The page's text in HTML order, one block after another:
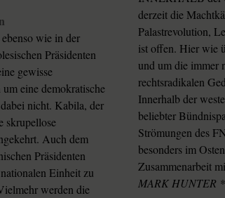
wie in der
Präsidenten
gewisse
eine demokratische
nicht. Kabila, der
skrupellose
Auch dem
Präsidenten
Einheit zu
werden die
derzeit die
Palastrevolution,
ist offen. Hier wie
und um die immer
rechtsradikalen
Innerhalb der
beliebter
Strömungen des
besonders im
Zusammenarbeit
MARK HUNTER *